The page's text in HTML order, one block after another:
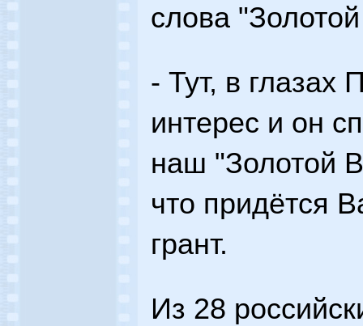
слова
- Тут, в глазах
интерес и он
наш "Золотой
что придётся
грант.
Из 28